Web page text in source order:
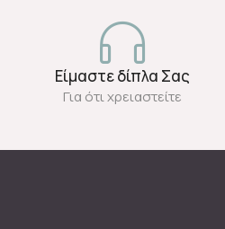
Είμαστε δίπλα Σας
Για ότι χρειαστείτε